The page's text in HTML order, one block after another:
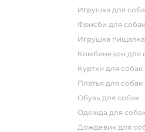
игрушка для
фрисби для собак
игрушка
комбинезон для
куртки для собак
платья для собак
обувь для собак
одежда для
дождевик для